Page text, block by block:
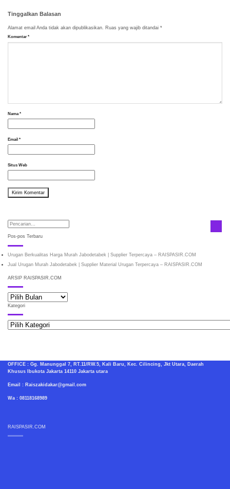
Tinggalkan Balasan
Alamat email Anda tidak akan dipublikasikan. Ruas yang wajib ditandai *
Komentar *
Nama*
Email *
Situs Web
Pos-pos Terbaru
Urugan Berkualitas Harga Murah Jabodetabek | Supplier Terpercaya – RAISPASIR.COM
Jual Urugan Murah Jabodetabek | Supplier Material Urugan Terpercaya – RAISPASIR.COM
ARSIP RAISPASIR.COM
ARSIP
RAISPASIR.COM
Kategori
Kategori
OFFICE : Gg. Manunggal 7, RT.11/RW.5, Kali Baru, Kec. Cilincing, Jkt Utara, Daerah
Khusus Ibukota Jakarta 14110 Jakarta utara
Email : Raiszakidakar@gmail.com
Wa : 08118168989
RAISPASIR.COM